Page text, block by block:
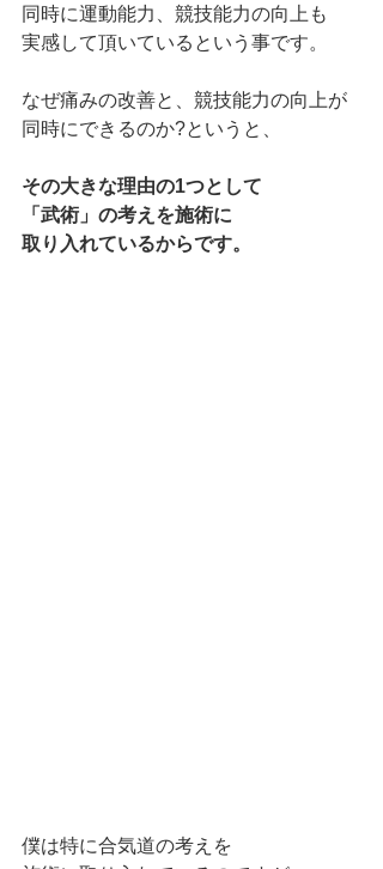
同時に運動能力、競技能力の向上も
実感して頂いているという事です。
なぜ痛みの改善と、競技能力の向上が
同時にできるのか?というと、
その大きな理由の1つとして
「武術」の考えを施術に
取り入れているからです。
僕は特に合気道の考えを